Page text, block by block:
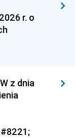
r. o
z dnia